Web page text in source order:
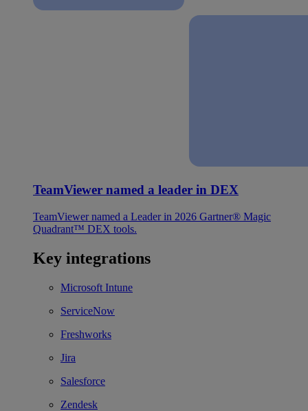
TeamViewer named a leader in DEX
TeamViewer named a Leader in 2026 Gartner® Magic
Quadrant™ DEX tools.
Key integrations
Microsoft Intune
ServiceNow
Freshworks
Jira
Salesforce
Zendesk